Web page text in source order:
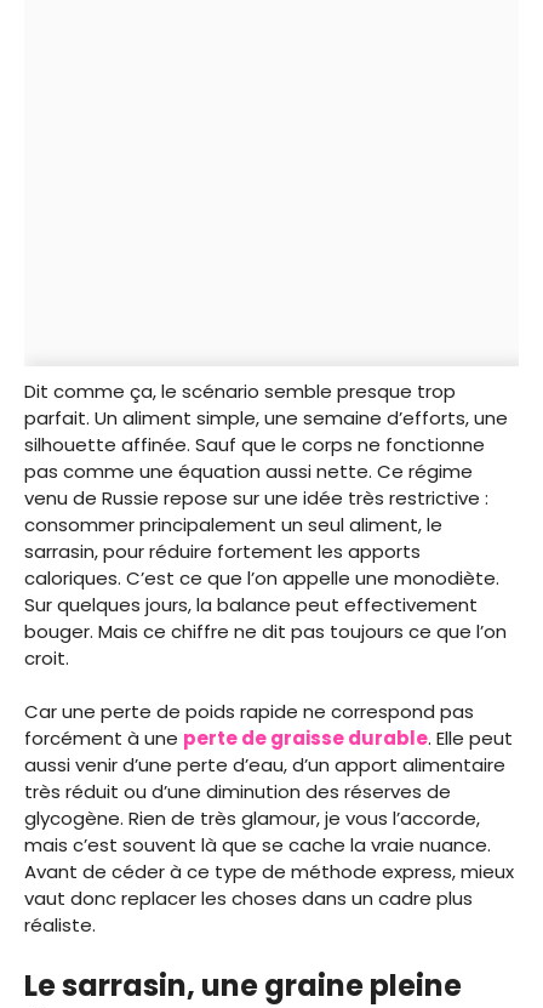
Dit comme ça, le scénario semble presque trop
parfait. Un aliment simple, une semaine d’efforts, une
silhouette affinée. Sauf que le corps ne fonctionne
pas comme une équation aussi nette. Ce régime
venu de Russie repose sur une idée très restrictive :
consommer principalement un seul aliment, le
sarrasin, pour réduire fortement les apports
caloriques. C’est ce que l’on appelle une monodiète.
Sur quelques jours, la balance peut effectivement
bouger. Mais ce chiffre ne dit pas toujours ce que l’on
croit.
Car une perte de poids rapide ne correspond pas
forcément à une perte de graisse durable. Elle peut
aussi venir d’une perte d’eau, d’un apport alimentaire
très réduit ou d’une diminution des réserves de
glycogène. Rien de très glamour, je vous l’accorde,
mais c’est souvent là que se cache la vraie nuance.
Avant de céder à ce type de méthode express, mieux
vaut donc replacer les choses dans un cadre plus
réaliste.
Le sarrasin, une graine pleine